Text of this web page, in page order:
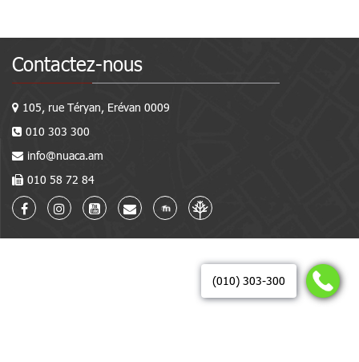
(010) 303-300
Contactez-nous
105, rue Téryan, Erévan 0009
010 303 300
info@nuaca.am
010 58 72 84